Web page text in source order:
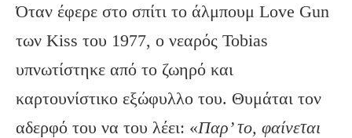
Όταν έφερε στο σπίτι το άλμπουμ Love Gun
των Kiss του 1977, ο νεαρός Tobias
υπνωτίστηκε από το ζωηρό και
καρτουνίστικο εξώφυλλο του. Θυμάται τον
αδερφό του να του λέει: «Παρ’ το, φαίνεται